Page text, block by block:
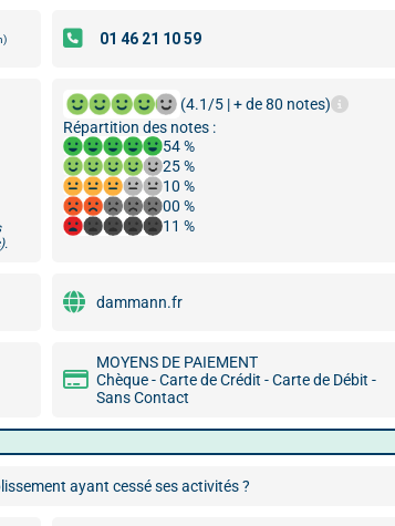
(4.1/5 | + de 80 notes)
Répartition des notes :
54 %
25 %
10 %
00 %
11 %
dammann.fr
MOYENS DE PAIEMENT
Chèque - Carte de Crédit - Carte de Débit -
Sans Contact
ayant cessé ses activités ?